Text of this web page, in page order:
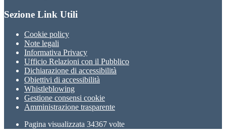
Sezione Link Utili
Cookie policy
Note legali
Informativa Privacy
Ufficio Relazioni con il Pubblico
Dichiarazione di accessibilità
Obiettivi di accessibilità
Whistleblowing
Gestione consensi cookie
Amministrazione trasparente
Pagina visualizzata 34367 volte